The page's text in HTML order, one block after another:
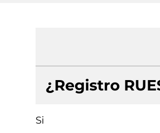
¿Registro
Si